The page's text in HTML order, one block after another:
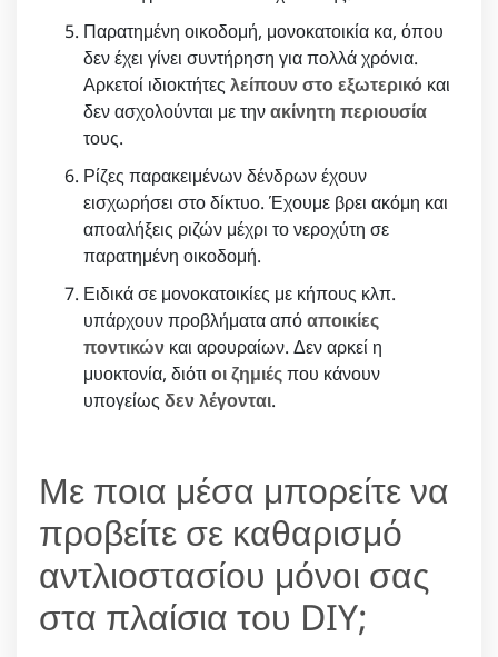
Παρατημένη οικοδομή, μονοκατοικία κα, όπου
δεν έχει γίνει συντήρηση για πολλά χρόνια.
Αρκετοί ιδιοκτήτες λείπουν στο εξωτερικό και
δεν ασχολούνται με τηνακίνητη περιουσία
τους.
Ρίζες παρακειμένων δένδρων έχουν
εισχωρήσει στο δίκτυο. Έχουμε βρει ακόμη και
αποαλήξεις ριζών μέχρι το νεροχύτη σε
παρατημένη οικοδομή.
Ειδικά σε μονοκατοικίες με κήπους κλπ.
υπάρχουν προβλήματα απόαποικίες
ποντικών και αρουραίων. Δεν αρκεί η
μυοκτονία, διότι οι ζημιέςπου κάνουν
υπογείως δεν λέγονται.
Με ποια μέσα μπορείτε να
προβείτε σε καθαρισμό
αντλιοστασίου μόνοι σας
στα πλαίσια του DIY;